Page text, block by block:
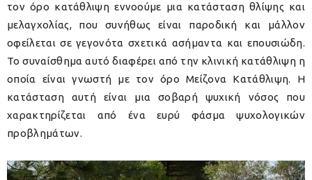
τον όρο κατάθλιψη εννοούμε μια κατάσταση θλίψης και
μελαγχολίας, που συνήθως είναι παροδική και μάλλον
οφείλεται σε γεγονότα σχετικά ασήμαντα και επουσιώδη.
Το συναίσθημα αυτό διαφέρει από την κλινική κατάθλιψη η
οποία είναι γνωστή με τον όρο Μείζονα Κατάθλιψη. Η
κατάσταση αυτή είναι μια σοβαρή ψυχική νόσος που
χαρακτηρίζεται από ένα ευρύ φάσμα ψυχολογικών
προβλημάτων.